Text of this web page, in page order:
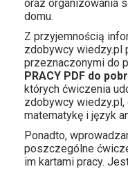
oraz organizowania
domu.
Z przyjemnością
zdobywcy wiedzy.pl
przeznaczonymi do
PRACY PDF do
których ćwiczenia
zdobywcy
matematykę i język
Ponadto,
poszczególne
im kartami pracy.